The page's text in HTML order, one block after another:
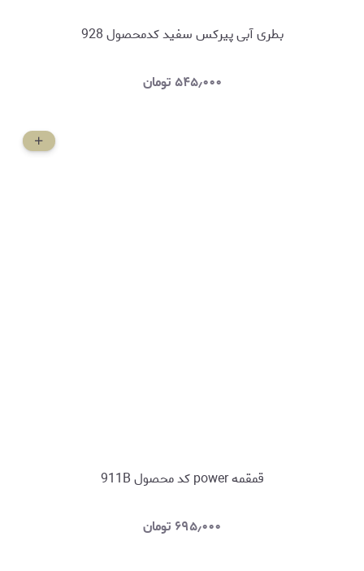
بطری آبی پیرکس سفید کدمحصول 928
۵۴۵٫۰۰۰تومان
قمقمه power کد محصول 911B
۶۹۵٫۰۰۰ تومان